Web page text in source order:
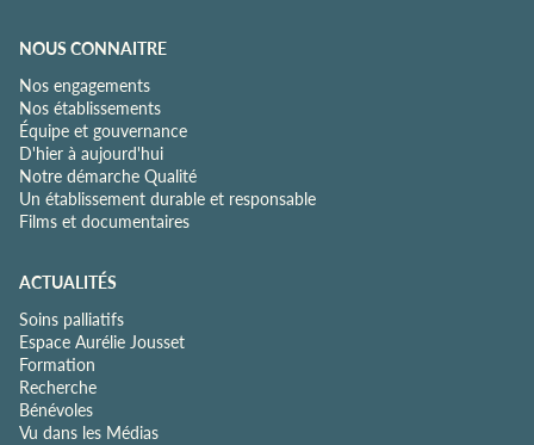
NOUS CONNAITRE
Nos engagements
Nos établissements
Équipe et gouvernance
D'hier à aujourd'hui
Notre démarche Qualité
Un établissement durable et responsable
Films et documentaires
ACTUALITÉS
Soins palliatifs
Espace Aurélie Jousset
Formation
Recherche
Bénévoles
Vu dans les Médias